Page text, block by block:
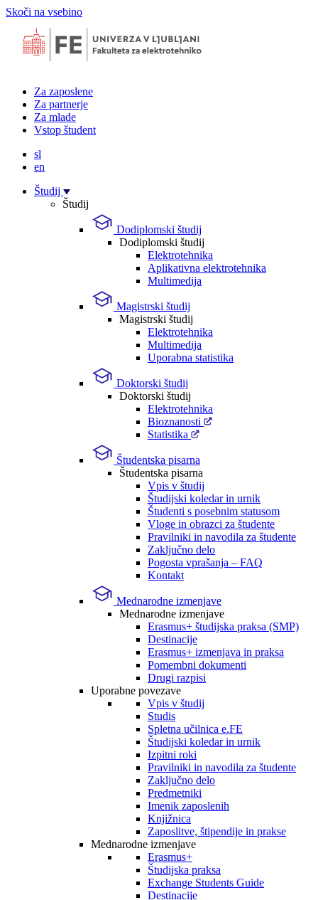
Skoči na vsebino
Za zaposlene
Za partnerje
Za mlade
Vstop študent
sl
en
Študij
Študij
Dodiplomski študij
Dodiplomski študij
Elektrotehnika
Aplikativna elektrotehnika
Multimedija
Magistrski študij
Magistrski študij
Elektrotehnika
Multimedija
Uporabna statistika
Doktorski študij
Doktorski študij
Elektrotehnika
Bioznanosti
Statistika
Študentska pisarna
Študentska pisarna
Vpis v študij
Študijski koledar in urnik
Študenti s posebnim statusom
Vloge in obrazci za študente
Pravilniki in navodila za študente
Zaključno delo
Pogosta vprašanja – FAQ
Kontakt
Mednarodne izmenjave
Mednarodne izmenjave
Erasmus+ študijska praksa (SMP)
Destinacije
Erasmus+ izmenjava in praksa
Pomembni dokumenti
Drugi razpisi
Uporabne povezave
Vpis v študij
Studis
Spletna učilnica e.FE
Študijski koledar in urnik
Izpitni roki
Pravilniki in navodila za študente
Zaključno delo
Predmetniki
Imenik zaposlenih
Knjižnica
Zaposlitve, štipendije in prakse
Mednarodne izmenjave
Erasmus+
Študijska praksa
Exchange Students Guide
Destinacije